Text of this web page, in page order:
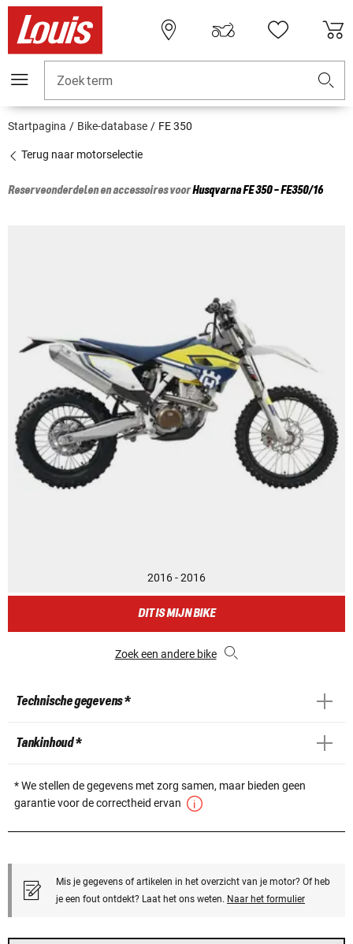
Zoekterm
Startpagina Bike-database FE 350
Terug naar motorselectie
Reserveonderdelen en accessoires voorHusqvarnaFE 350 - FE350/16
2016 - 2016
DIT IS MIJN BIKE
Zoek een andere bike
Technische gegevens *
Tankinhoud *
* We stellen de gegevens met zorg samen, maar bieden geen
garantie voor de correctheid ervan
Mis je gegevens of artikelen in het overzicht van je motor? Of heb
je een fout ontdekt? Laat het ons weten. Naar het formulier